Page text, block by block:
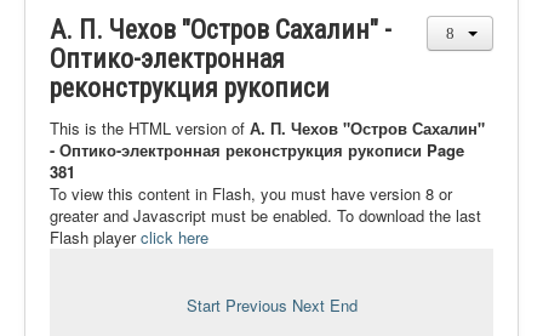
О фонде
Онлайн библиотека
Видеоматериалы
Контакты
Сайт проекта Достоевский
Ермаковополе.рф
А. П. Чехов "Остров Сахалин" -
Оптико-электронная
реконструкция рукописи
This is the HTML version of А. П. Чехов "Остров Сахалин"
- Оптико-электронная реконструкция рукописи Page
381
To view this content in Flash, you must have version 8 or
greater and Javascript must be enabled. To download the last
Flash playerclick here
Start Previous Next End